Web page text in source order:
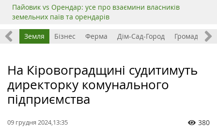
Пайовик vs Орендар: усе про взаємини власників
земельних паїв та орендарів
Все Земля Бізнес Ферма Дім-Сад-Город Громада
На Кіровоградщині судитимуть
директорку комунального
підприємства
09 грудня 2024,13:35 380